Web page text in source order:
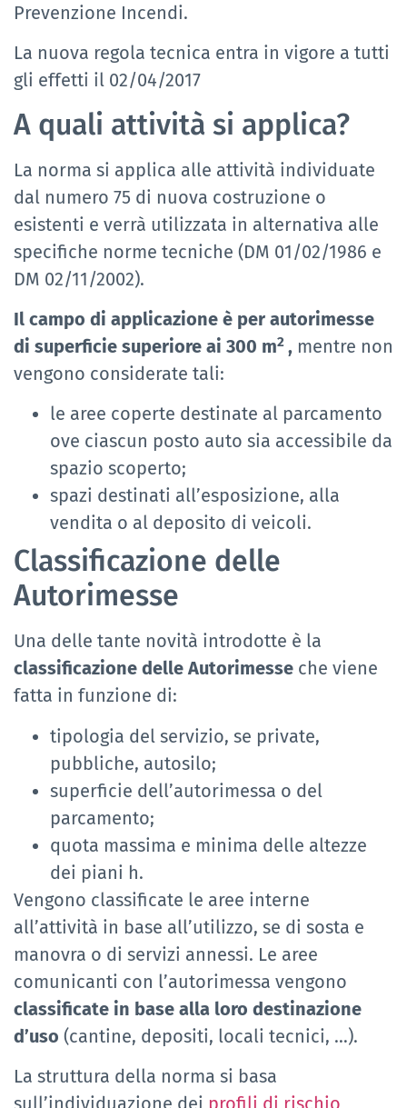
Prevenzione Incendi.
La nuova regola tecnica entra in vigore a tutti
gli effetti il 02/04/2017
A quali attività si applica?
La norma si applica alle attività individuate
dal numero 75 di nuova costruzione o
esistenti e verrà utilizzata in alternativa alle
specifiche norme tecniche (DM 01/02/1986 e
DM 02/11/2002).
Il campo di applicazione è per autorimesse
di superficie superiore ai 300 m2 , mentre non
vengono considerate tali:
le aree coperte destinate al parcamento
ove ciascun posto auto sia accessibile da
spazio scoperto;
spazi destinati all’esposizione, alla
vendita o al deposito di veicoli.
Classificazione delle
Autorimesse
Una delle tante novità introdotte è la
classificazione delle Autorimesse che viene
fatta in funzione di:
tipologia del servizio, se private,
pubbliche, autosilo;
superficie dell’autorimessa o del
parcamento;
quota massima e minima delle altezze
dei piani h.
Vengono classificate le aree interne
all’attività in base all’utilizzo, se di sosta e
manovra o di servizi annessi. Le aree
comunicanti con l’autorimessa vengono
classificate in base alla loro destinazione
d’uso (cantine, depositi, locali tecnici, …).
La struttura della norma si basa